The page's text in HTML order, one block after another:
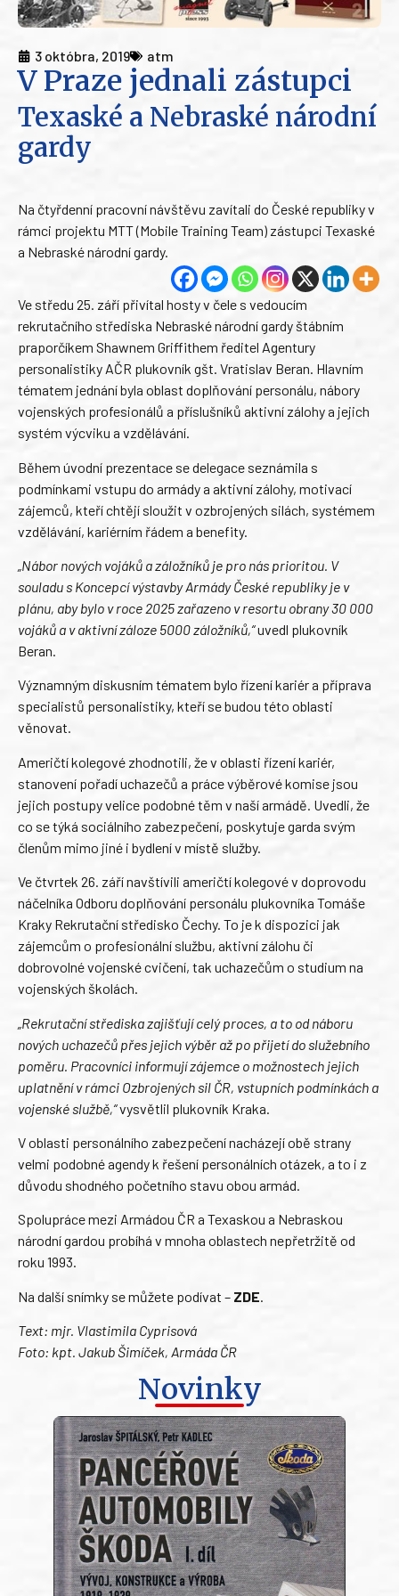
3 októbra, 2019 atm
V Praze jednali zástupci
Texaské a Nebraské národní
gardy
Na čtyřdenní pracovní návštěvu zavítali do České republiky v
rámci projektu MTT (Mobile Training Team) zástupci Texaské
a Nebraské národní gardy.
Ve středu 25. září přivítal hosty v čele s vedoucím
rekrutačního střediska Nebraské národní gardy štábním
praporčíkem Shawnem Griffithem ředitel Agentury
personalistiky AČR plukovník gšt. Vratislav Beran. Hlavním
tématem jednání byla oblast doplňování personálu, nábory
vojenských profesionálů a příslušníků aktivní zálohy a jejich
systém výcviku a vzdělávání.
Během úvodní prezentace se delegace seznámila s
podmínkami vstupu do armády a aktivní zálohy, motivací
zájemců, kteří chtějí sloužit v ozbrojených silách, systémem
vzdělávání, kariérním řádem a benefity.
„Nábor nových vojáků a záložníků je pro nás prioritou. V
souladu s Koncepcí výstavby Armády České republiky je v
plánu, aby bylo v roce 2025 zařazeno v resortu obrany 30 000
vojáků a v aktivní záloze 5000 záložníků,“uvedl plukovník
Beran.
Významným diskusním tématem bylo řízení kariér a příprava
specialistů personalistiky, kteří se budou této oblasti
věnovat.
Američtí kolegové zhodnotili, že v oblasti řízení kariér,
stanovení pořadí uchazečů a práce výběrové komise jsou
jejich postupy velice podobné těm v naší armádě. Uvedli, že
co se týká sociálního zabezpečení, poskytuje garda svým
členům mimo jiné i bydlení v místě služby.
Ve čtvrtek 26. září navštívili američtí kolegové v doprovodu
náčelníka Odboru doplňování personálu plukovníka Tomáše
Kraky Rekrutační středisko Čechy. To je k dispozici jak
zájemcům o profesionální službu, aktivní zálohu či
dobrovolné vojenské cvičení, tak uchazečům o studium na
vojenských školách.
„Rekrutační střediska zajišťují celý proces, a to od náboru
nových uchazečů přes jejich výběr až po přijetí do služebního
poměru. Pracovníci informují zájemce o možnostech jejich
uplatnění v rámci Ozbrojených sil ČR, vstupních podmínkách a
vojenské službě,“vysvětlil plukovník Kraka.
V oblasti personálního zabezpečení nacházejí obě strany
velmi podobné agendy k řešení personálních otázek, a to i z
důvodu shodného početního stavu obou armád.
Spolupráce mezi Armádou ČR a Texaskou a Nebraskou
národní gardou probíhá v mnoha oblastech nepřetržitě od
roku 1993.
Na další snímky se můžete podívat – ZDE
Text: mjr. Vlastimila Cyprisová
Foto: kpt. Jakub Šimíček, Armáda ČR
Novinky